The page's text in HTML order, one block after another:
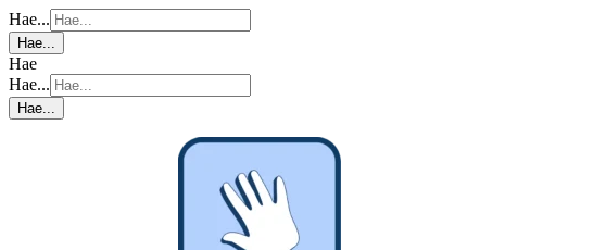
Hae...
Hae...
Hae
Hae...
Hae...